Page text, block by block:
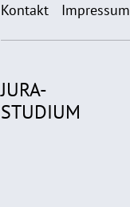
Kontakt Impressum
JURA-
STUDIUM